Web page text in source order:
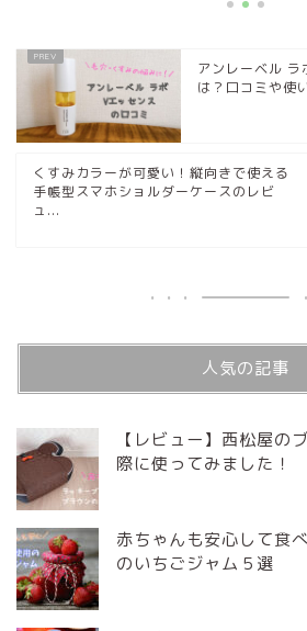
アンレーベル ラ
は？口コミや使
くすみカラーが可愛い！縦向きで使える
手帳型スマホショルダーケースのレビ
ュ...
人気の記事
【レビュー】西松屋の
際に使ってみました！
赤ちゃんも安心して食
のいちごジャム５選